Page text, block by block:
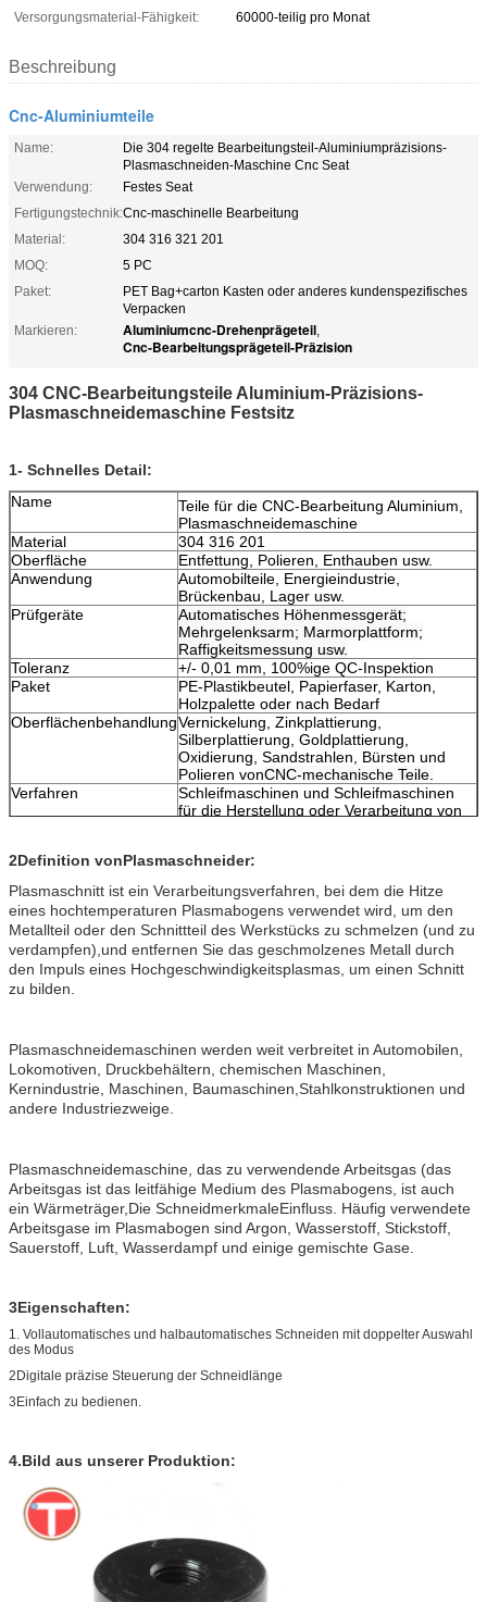
Versorgungsmaterial-Fähigkeit:
60000-teilig pro Monat
Beschreibung
Cnc-Aluminiumteile
Name:
Die 304 regelte Bearbeitungsteil-Aluminiumpräzisions-
Plasmaschneiden-Maschine Cnc Seat
Verwendung:
Festes Seat
Fertigungstechnik:Cnc-maschinelle Bearbeitung
Material:
304 316 321 201
MOQ:
5 PC
Paket:
PET Bag+carton Kasten oder anderes kundenspezifisches
Verpacken
Markieren:
Aluminiumcnc-Drehenprägeteil,
Cnc-Bearbeitungsprägeteil-Präzision
304 CNC-Bearbeitungsteile Aluminium-Präzisions-
Plasmaschneidemaschine Festsitz
1- Schnelles Detail:
Name
Teile für die CNC-Bearbeitung Aluminium,
Plasmaschneidemaschine
Material
304 316 201
Oberfläche
Entfettung, Polieren, Enthauben usw.
Anwendung
Automobilteile, Energieindustrie,
Brückenbau, Lager usw.
Prüfgeräte
Automatisches Höhenmessgerät;
Mehrgelenksarm; Marmorplattform;
Raffigkeitsmessung usw.
Toleranz
+/- 0,01 mm, 100%ige QC-Inspektion
Paket
PE-Plastikbeutel, Papierfaser, Karton,
Holzpalette oder nach Bedarf
OberflächenbehandlungVernickelung, Zinkplattierung,
Silberplattierung, Goldplattierung,
Oxidierung, Sandstrahlen, Bürsten und
Polieren vonCNC-mechanische Teile.
Verfahren
Schleifmaschinen und Schleifmaschinen
für die Herstellung oder Verarbeitung von
2Definition vonPlasmaschneider:
Plasmaschnitt ist ein Verarbeitungsverfahren, bei dem die Hitze
eines hochtemperaturen Plasmabogens verwendet wird, um den
Metallteil oder den Schnittteil des Werkstücks zu schmelzen (und zu
verdampfen),und entfernen Sie das geschmolzenes Metall durch
den Impuls eines Hochgeschwindigkeitsplasmas, um einen Schnitt
zu bilden.
Plasmaschneidemaschinen werden weit verbreitet in Automobilen,
Lokomotiven, Druckbehältern, chemischen Maschinen,
Kernindustrie, Maschinen, Baumaschinen,Stahlkonstruktionen und
andere Industriezweige.
Plasmaschneidemaschine, das zu verwendende Arbeitsgas (das
Arbeitsgas ist das leitfähige Medium des Plasmabogens, ist auch
ein Wärmeträger,Die SchneidmerkmaleEinfluss. Häufig verwendete
Arbeitsgase im Plasmabogen sind Argon, Wasserstoff, Stickstoff,
Sauerstoff, Luft, Wasserdampf und einige gemischte Gase.
3Eigenschaften:
1. Vollautomatisches und halbautomatisches Schneiden mit doppelter Auswahl
des Modus
2Digitale präzise Steuerung der Schneidlänge
3Einfach zu bedienen.
4.Bild aus unserer Produktion: